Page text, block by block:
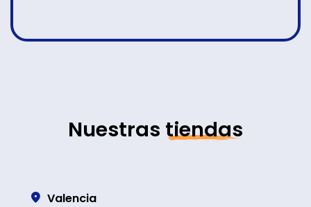
Nuestras tiendas
Valencia